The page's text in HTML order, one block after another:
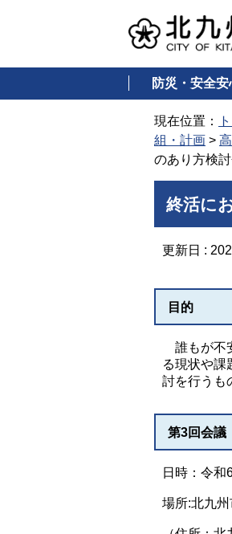
防災・安全安
現在位置：
組・計画 >
のあり方検
終活に
更新日 :
目的
誰もが不
る現状や課
討を行うも
第3回会
日時：令和
場所:北九